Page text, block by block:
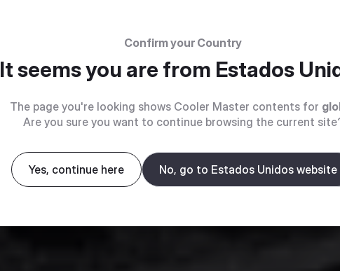
Confirm your Country
It seems you are from Estados
The page you're looking shows Cooler Master contents for
Are you sure you want to continue browsing the current
Yes, continue here No, go to Estados Unidos website